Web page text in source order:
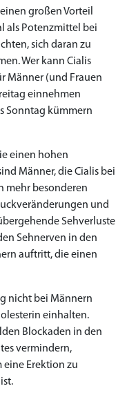
großen Vorteil
als Potenzmittel bei
sich daran zu
Wer kann Cialis
Männer (und Frauen
einnehmen
Sonntag kümmern
einen hohen
Männer, die Cialis bei
mehr besonderen
und
Sehverluste
Sehnerven in den
auftritt, die einen
nicht bei Männern
einhalten.
Blockaden in den
vermindern,
eine Erektion zu